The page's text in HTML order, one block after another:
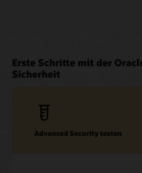
Erste Schritte mit der
Sicherheit
Advanced Security testen